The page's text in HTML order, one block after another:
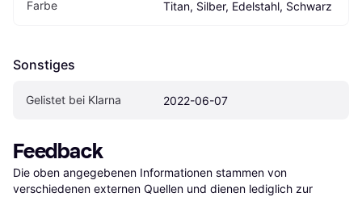
Farbe Titan, Silber, Edelstahl, Schwarz
Sonstiges
Gelistet bei Klarna 2022-06-07
Feedback
Die oben angegebenen Informationen stammen von
verschiedenen externen Quellen und dienen lediglich zur